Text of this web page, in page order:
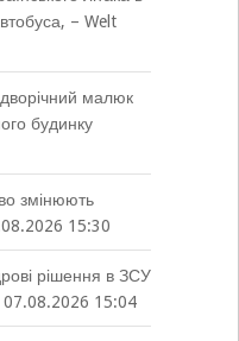
– Welt
малюк
будинку
змінюють
15:30
рішення в ЗСУ
07.08.2026 15:04